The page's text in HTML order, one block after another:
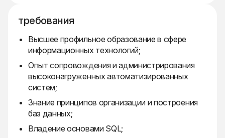
требования
Высшее профильное образование в сфере
информационных технологий;
Опыт сопровождения и администрирования
высоконагруженных автоматизированных
систем;
Знание принципов организации и построения
баз данных;
Владение основами SQL;